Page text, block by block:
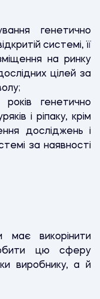
генетично
системі, її
на ринку
цілей за
генетично
і ріпаку, крім
досліджень і
за наявності
має викорінити
цю сферу
виробнику, а й